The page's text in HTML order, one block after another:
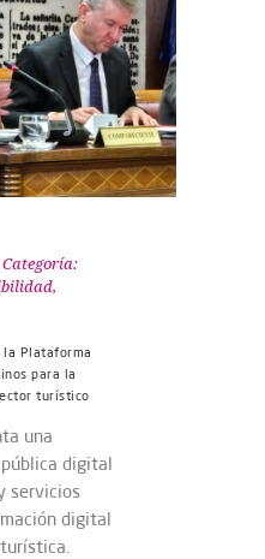
Categoría:
,
la Plataforma
para la
turístico
una
digital
servicios
digital